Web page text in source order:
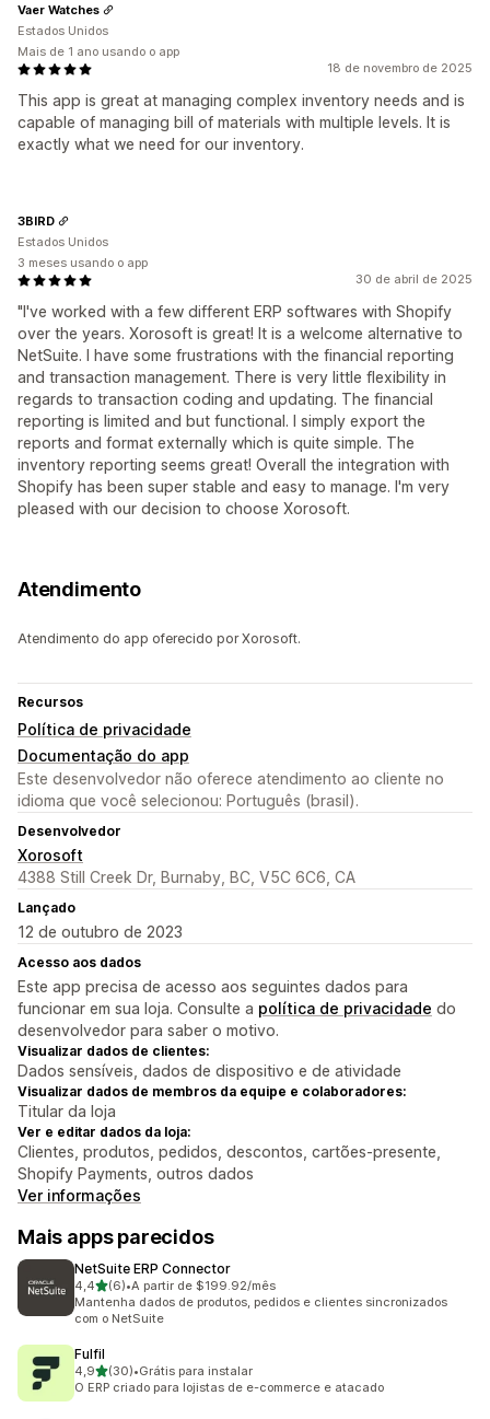
18 de novembro de 2025
This app is great at managing complex inventory needs and is
capable of managing bill of materials with multiple levels. It is
exactly what we need for our inventory.
Vaer Watches
Estados Unidos
Mais de 1 ano usando o app
30 de abril de 2025
"I've worked with a few different ERP softwares with Shopify
over the years. Xorosoft is great! It is a welcome alternative to
NetSuite. I have some frustrations with the financial reporting
and transaction management. There is very little flexibility in
regards to transaction coding and updating. The financial
reporting is limited and but functional. I simply export the
reports and format externally which is quite simple. The
inventory reporting seems great! Overall the integration with
Shopify has been super stable and easy to manage. I'm very
pleased with our decision to choose Xorosoft.
3BIRD
Estados Unidos
3 meses usando o app
Atendimento
Atendimento do app oferecido por Xorosoft.
Recursos
Política de privacidade
Documentação do app
Este desenvolvedor não oferece atendimento ao cliente no
idioma que você selecionou: Português (brasil).
Desenvolvedor
Xorosoft
4388 Still Creek Dr, Burnaby, BC, V5C 6C6, CA
Lançado
12 de outubro de 2023
Acesso aos dados
Este app precisa de acesso aos seguintes dados para
funcionar em sua loja. Consulte a política de privacidade do
desenvolvedor para saber o motivo.
Visualizar dados de clientes:
Dados sensíveis, dados de dispositivo e de atividade
Visualizar dados de membros da equipe e colaboradores:
Titular da loja
Ver e editar dados da loja:
Clientes, produtos, pedidos, descontos, cartões-presente,
Shopify Payments, outros dados
Ver informações
Mais apps parecidos
NetSuite ERP Connector
4,4de 5 estrelas
(6)
6 avaliações ao todo
•A partir de $199.92/mês
Mantenha dados de produtos, pedidos e clientes sincronizados
com o NetSuite
Fulfil
4,9de 5 estrelas
(30)
30 avaliações ao todo
•Grátis para instalar
O ERP criado para lojistas de e-commerce e atacado